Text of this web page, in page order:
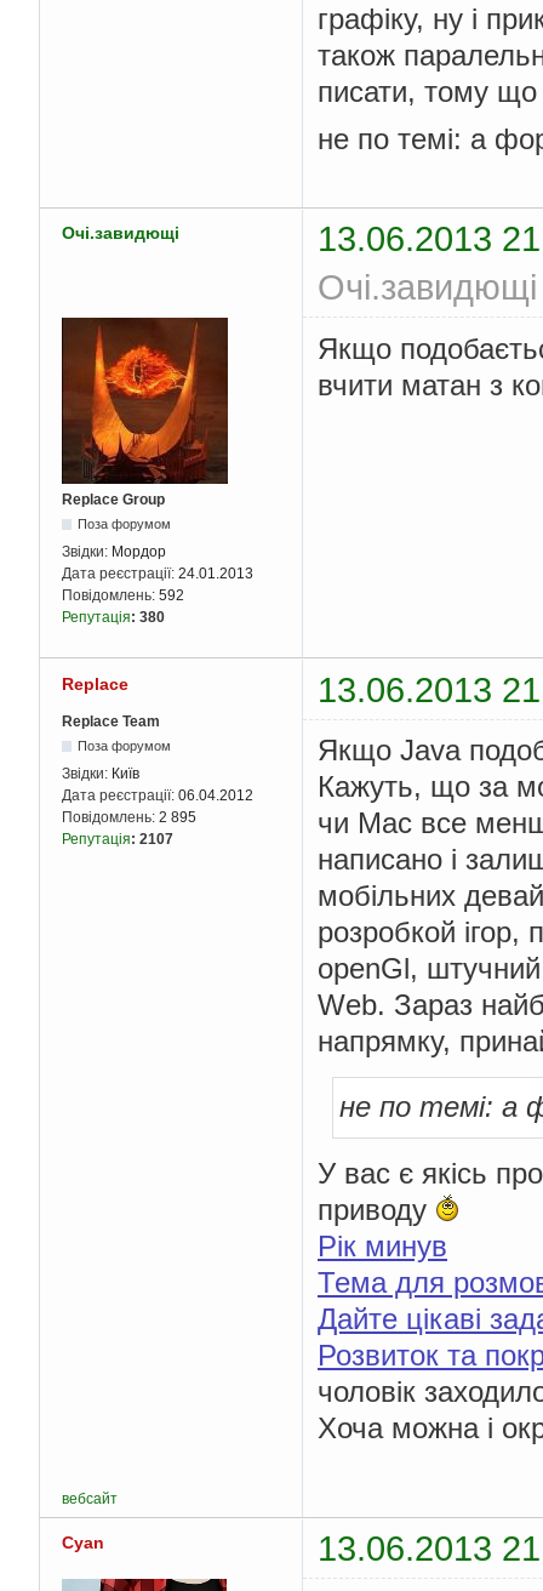
графіку, ну і
також
писати, тому
не по темі: а
Очі.завидющі
13.06.2013
Replace Group
Поза форумом
Звідки: Мордор
Дата реєстрації: 24.01.2013
Повідомлень: 592
Репутація: 380
Якщо
вчити матан з
Replace 13.06.2013
Replace Team
Поза форумом
Звідки: Київ
Дата реєстрації: 06.04.2012
Повідомлень: 2 895
Репутація: 2107
Якщо Java
Кажуть, що за
чи Mac все
написано і
мобільних
розробкой ігор,
openGl, штучний
Web. Зараз
напрямку,
не по темі: а
У вас є якісь
приводу
Рік минув
Тема для
Дайте цікаві
Розвиток та
чоловік
Хоча можна і
вебсайт
Cyan 13.06.2013